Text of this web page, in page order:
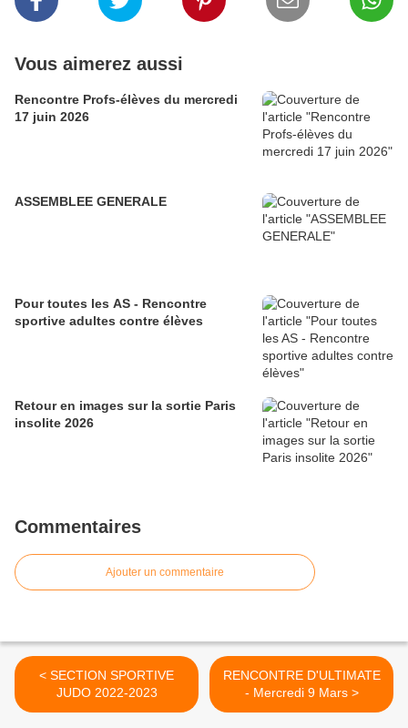
Vous aimerez aussi
Rencontre Profs-élèves du mercredi
17 juin 2026
ASSEMBLEE GENERALE
Pour toutes les AS - Rencontre
sportive adultes contre élèves
Retour en images sur la sortie Paris
insolite 2026
Commentaires
Ajouter un commentaire
< SECTION SPORTIVE
JUDO 2022-2023
RENCONTRE D'ULTIMATE
- Mercredi 9 Mars >